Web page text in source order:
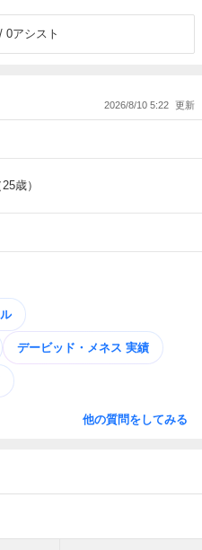
0アシスト
2026/8/10 5:22
歳）
デービッド・メネス 実績
他の質問をしてみる